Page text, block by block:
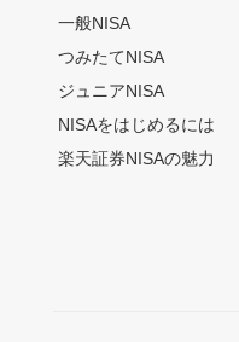
一般NISA
つみたてNISA
ジュニアNISA
NISAをはじめるには
楽天証券NISAの魅力